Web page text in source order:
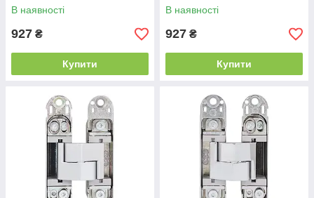
В наявності
927 ₴
Купити
В наявності
927 ₴
Купити